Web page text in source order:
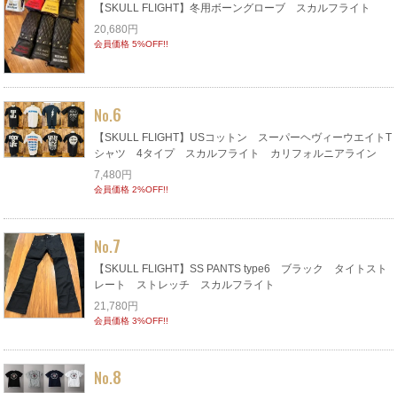
【SKULL FLIGHT】冬用ボーングローブ スカルフライト
20,680円
会員価格 5%OFF!!
No.6
【SKULL FLIGHT】USコットン スーパーヘヴィーウエイトT
シャツ 4タイプ スカルフライト カリフォルニアライン
7,480円
会員価格 2%OFF!!
No.7
【SKULL FLIGHT】SS PANTS type6 ブラック タイトスト
レート ストレッチ スカルフライト
21,780円
会員価格 3%OFF!!
No.8